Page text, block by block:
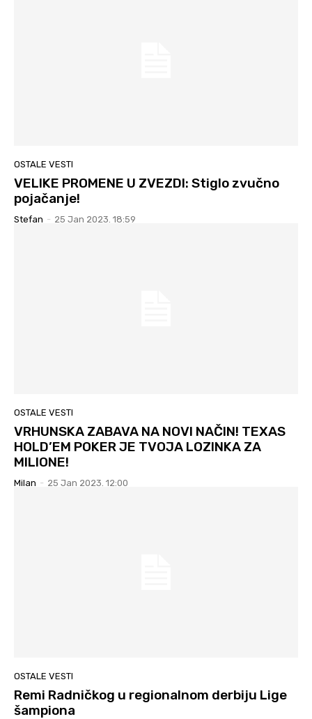
OSTALE VESTI
VELIKE PROMENE U ZVEZDI: Stiglo zvučno
pojačanje!
Stefan - 25 Jan 2023. 18:59
OSTALE VESTI
VRHUNSKA ZABAVA NA NOVI NAČIN! TEXAS
HOLD’EM POKER JE TVOJA LOZINKA ZA
MILIONE!
Milan - 25 Jan 2023. 12:00
OSTALE VESTI
Remi Radničkog u regionalnom derbiju Lige
šampiona